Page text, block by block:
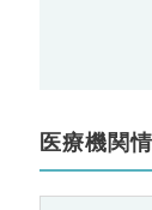
医療機関